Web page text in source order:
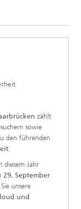
zählt
sowie
den führenden
.
diesem Jahr
29. September
unsere
und